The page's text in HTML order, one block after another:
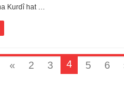
tu
bixwe?!
için
Kurdî hat …
« 2 3 4 5 6